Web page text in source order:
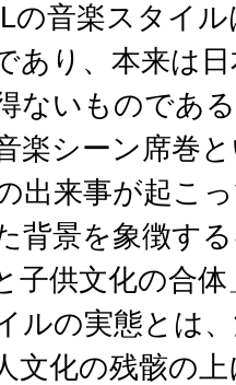
の音楽スタイ
あり、本来は
ないものであ
楽シーン席巻
出来事が起こ
背景を象徴す
子供文化の合
ルの実態とは
文化の残骸の